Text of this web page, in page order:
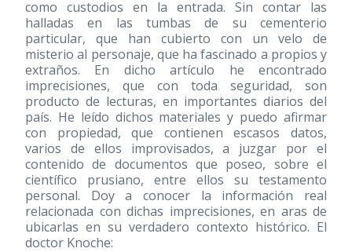
como custodios en la entrada. Sin contar las
halladas en las tumbas de su cementerio
particular, que han cubierto con un velo de
misterio al personaje, que ha fascinado a propios y
extraños. En dicho artículo he encontrado
imprecisiones, que con toda seguridad, son
producto de lecturas, en importantes diarios del
país. He leído dichos materiales y puedo afirmar
con propiedad, que contienen escasos datos,
varios de ellos improvisados, a juzgar por el
contenido de documentos que poseo, sobre el
científico prusiano, entre ellos su testamento
personal. Doy a conocer la información real
relacionada con dichas imprecisiones, en aras de
ubicarlas en su verdadero contexto histórico. El
doctor Knoche: